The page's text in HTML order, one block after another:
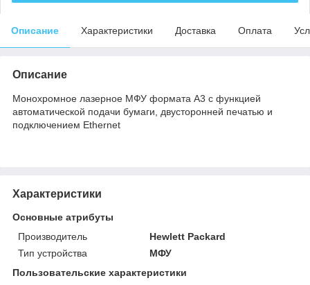
Описание Характеристики Доставка Оплата
Описание
Монохромное лазерное МФУ формата A3 с функцией
автоматической подачи бумаги, двусторонней печатью и
подключением Ethernet
Характеристики
Основные атрибуты
Производитель
Hewlett Packard
Тип устройства
МФУ
Пользовательские характеристики